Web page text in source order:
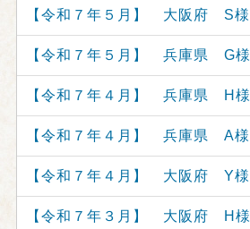
【令和７年５月】 大阪府 S様
【令和７年５月】 兵庫県 G様
【令和７年４月】 兵庫県 H様
【令和７年４月】 兵庫県 A様
【令和７年４月】 大阪府 Y様
【令和７年３月】 大阪府 H様